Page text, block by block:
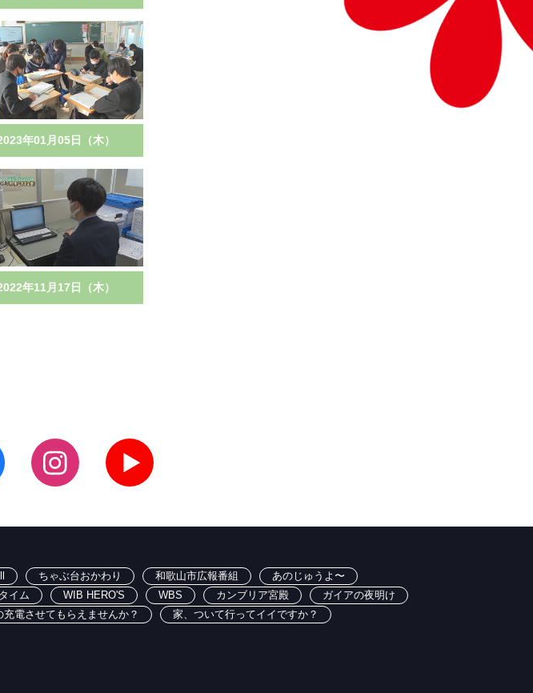
年01月05日（木）
年11月17日（木）
ちゃぶ台おかわり 和歌山市広報番組
あのじゅうよ〜
イム WIB HERO'S WBS カンブリア宮殿
ガイアの夜明け
充電させてもらえませんか？
家、ついて行ってイイですか？